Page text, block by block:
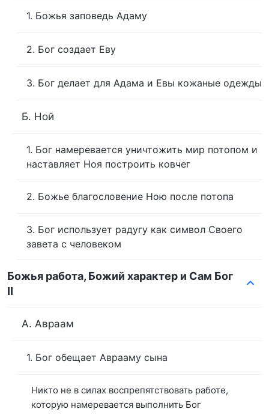
1. Божья заповедь Адаму
2. Бог создает Еву
3. Бог делает для Адама и Евы кожаные одежды
Б. Ной
1. Бог намеревается уничтожить мир потопом и
наставляет Ноя построить ковчег
2. Божье благословение Ною после потопа
3. Бог использует радугу как символ Своего
завета с человеком
Божья работа, Божий характер и Сам Бог
II
А. Авраам
1. Бог обещает Аврааму сына
Никто не в силах воспрепятствовать работе,
которую намеревается выполнить Бог